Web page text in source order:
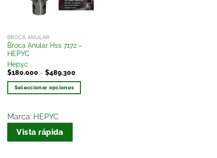
BROCA ANULAR
Broca Anular Hss 7172 –
HEPYC
Hepyc
$180.000 - $489.300
Seleccionar opciones
Marca: HEPYC
Vista rápida